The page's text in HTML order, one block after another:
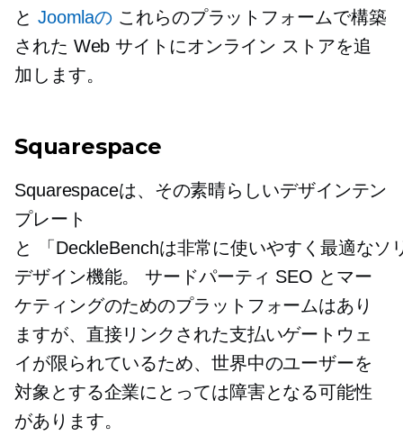
と Joomlaの これらのプラットフォームで構築
された Web サイトにオンライン ストアを追
加します。
Squarespace
Squarespaceは、その素晴らしいデザインテン
プレート
と
「DeckleBenchは非常に使いやすく最適な
デザイン機能。サードパーティ SEO とマー
ケティングのためのプラットフォームはあり
ますが、直接リンクされた支払いゲートウェ
イが限られているため、世界中のユーザーを
対象とする企業にとっては障害となる可能性
があります。